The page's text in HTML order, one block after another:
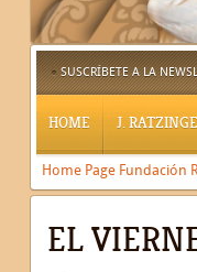
SUSCRÍBETE A LA
HOME J.
Home Page Fundación
EL